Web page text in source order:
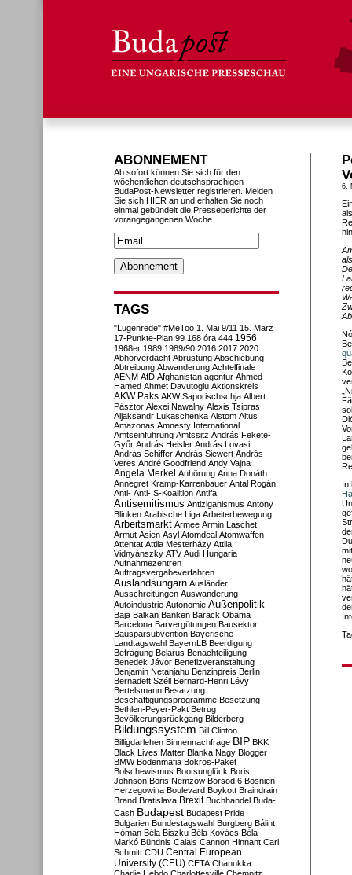
6.
In
ABONNEMENT
Ab sofort können Sie sich für den
wöchentlichen deutschsprachigen
BudaPost-Newsletter registrieren. Melden
Sie sich HIER an und erhalten Sie noch
einmal gebündelt die Presseberichte der
vorangegangenen Woche.
TAGS
"Lügenrede" #MeToo 1. Mai 9/11 15. März
17-Punkte-Plan 99 168 óra 444 1956
1968er 1989 1989/90 2016 2017 2020
Abhörverdacht Abrüstung Abschiebung
Abtreibung Abwanderung Achtelfinale
AENM AfD Afghanistan agentur Ahmed
Hamed Ahmet Davutoglu Aktionskreis
AKW Paks AKW Saporischschja Albert
Pásztor Alexei Nawalny Alexis Tsipras
Aljaksandr Lukaschenka Alstom Altus
Amazonas Amnesty International
Amtseinführung Amtssitz András Fekete-
Győr András Heisler András Lovasi
András Schiffer András Siewert András
Veres André Goodfriend Andy Vajna
Angela Merkel Anhörung Anna Donáth
Annegret Kramp-Karrenbauer Antal Rogán
Anti- Anti-IS-Koalition Antifa
Antisemitismus Antiziganismus Antony
Blinken Arabische Liga Arbeiterbewegung
Arbeitsmarkt Armee Armin Laschet
Armut Asien Asyl Atomdeal Atomwaffen
Attentat Attila Mesterházy Attila
Vidnyánszky ATV Audi Hungaria
Aufnahmezentren
Auftragsvergabeverfahren
Auslandsungarn Ausländer
Ausschreitungen Auswanderung
Autoindustrie Autonomie Außenpolitik
Baja Balkan Banken Barack Obama
Barcelona Barvergütungen Bausektor
Bausparsubvention Bayerische
Landtagswahl BayernLB Beerdigung
Befragung Belarus Benachteiligung
Benedek Jávor Benefizveranstaltung
Benjamin Netanjahu Benzinpreis Berlin
Bernadett Széll Bernard-Henri Lévy
Bertelsmann Besatzung
Beschäftigungsprogramme Besetzung
Bethlen-Peyer-Pakt Betrug
Bevölkerungsrückgang Bilderberg
Bildungssystem Bill Clinton
Billigdarlehen Binnennachfrage BIP BKK
Black Lives Matter Blanka Nagy Blogger
BMW Bodenmafia Bokros-Paket
Bolschewismus Bootsunglück Boris
Johnson Boris Nemzow Borsod 6 Bosnien-
Herzegowina Boulevard Boykott Braindrain
Brand Bratislava Brexit Buchhandel Buda-
Cash Budapest Budapest Pride
Bulgarien Bundestagswahl Burgberg Bálint
Hóman Béla Biszku Béla Kovács Béla
Markó Bündnis Calais Cannon Hinnant Carl
Schmitt CDU Central European
University (CEU) CETA Chanukka